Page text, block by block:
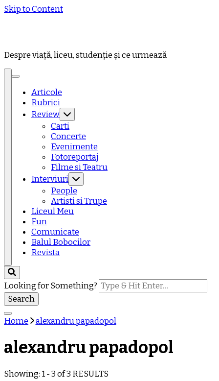
Skip to Content
Despre viață, liceu, studenție și ce urmează
Articole
Rubrici
Review
Carti
Concerte
Evenimente
Fotoreportaj
Filme si Teatru
Interviuri
People
Artisti si Trupe
Liceul Meu
Fun
Comunicate
Balul Bobocilor
Revista
Looking for Something?
Home alexandru papadopol
alexandru papadopol
Showing: 1 - 3 of 3 RESULTS